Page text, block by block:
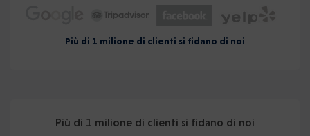
Più di 1 milione di clienti si fidano di noi
Più di 1 milione di clienti si fidano di noi